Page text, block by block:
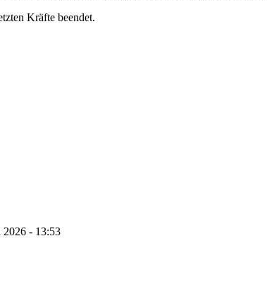
Kräfte beendet.
2026 - 13:53